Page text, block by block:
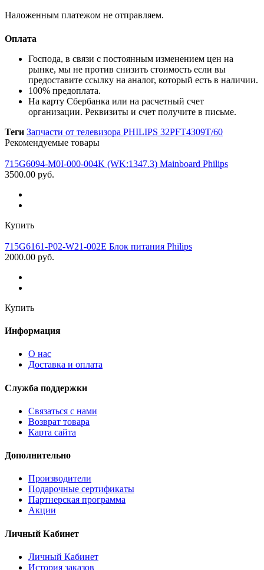
Наложенным платежом не отправляем.
Оплата
Господа, в связи с постоянным изменением цен на
рынке, мы не против снизить стоимость если вы
предоставите ссылку на аналог, который есть в наличии.
100% предоплата.
На карту Сбербанка или на расчетный счет
организации. Реквизиты и счет получите в письме.
Теги Запчасти от телевизора PHILIPS 32PFT4309T/60
Рекомендуемые товары
715G6094-M0I-000-004K (WK:1347.3) Mainboard Philips
3500.00 руб.
Купить
715G6161-P02-W21-002E Блок питания Philips
2000.00 руб.
Купить
Информация
О нас
Доставка и оплата
Служба поддержки
Связаться с нами
Возврат товара
Карта сайта
Дополнительно
Производители
Подарочные сертификаты
Партнерская программа
Акции
Личный Кабинет
Личный Кабинет
История заказов